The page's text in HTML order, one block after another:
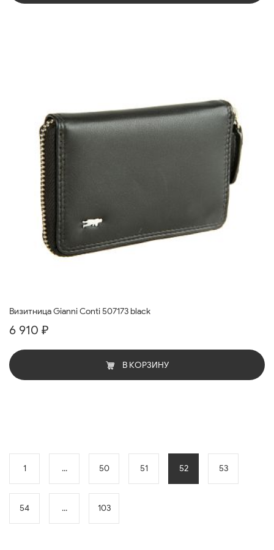
Визитница Gianni Conti 507173 black
6 910 ₽
В КОРЗИНУ
1 ... 50 51 52 53
54 ... 103